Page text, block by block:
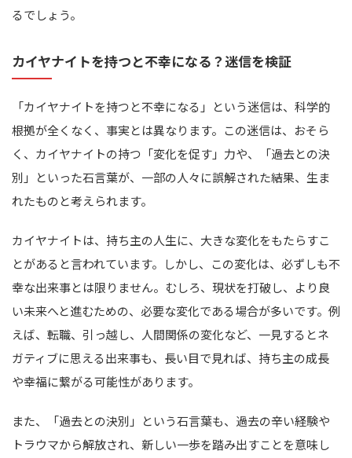
るでしょう。
カイヤナイトを持つと不幸になる？迷信を検証
「カイヤナイトを持つと不幸になる」という迷信は、科学的
根拠が全くなく、事実とは異なります。この迷信は、おそら
く、カイヤナイトの持つ「変化を促す」力や、「過去との決
別」といった石言葉が、一部の人々に誤解された結果、生ま
れたものと考えられます。
カイヤナイトは、持ち主の人生に、大きな変化をもたらすこ
とがあると言われています。しかし、この変化は、必ずしも不
幸な出来事とは限りません。むしろ、現状を打破し、より良
い未来へと進むための、必要な変化である場合が多いです。例
えば、転職、引っ越し、人間関係の変化など、一見するとネ
ガティブに思える出来事も、長い目で見れば、持ち主の成長
や幸福に繋がる可能性があります。
また、「過去との決別」という石言葉も、過去の辛い経験や
トラウマから解放され、新しい一歩を踏み出すことを意味し